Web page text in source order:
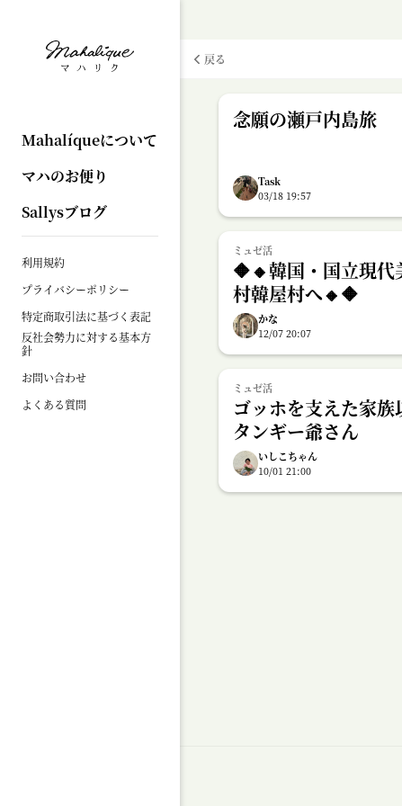
Mahalíqueについて
マハのお便り
Sallysブログ
利用規約
プライバシーポリシー
特定商取引法に基づく表記
反社会勢力に対する基本方
針
お問い合わせ
よくある質問
戻る
念願の瀬戸内島旅
Task
03/18 19:57
ミュゼ活
🔶🔸韓国・国立現
村韓屋村へ🔸🔶
かな
12/07 20:07
ミュゼ活
ゴッホを支えた家
タンギー爺さん
いしこちゃん
10/01 21:00